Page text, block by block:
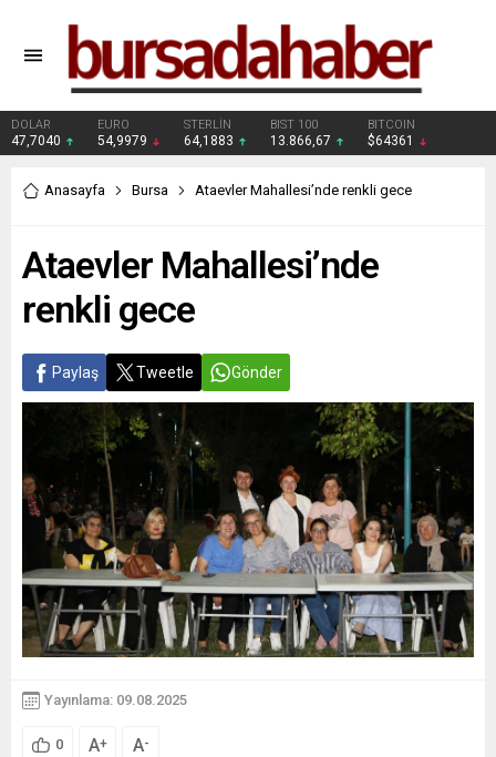
DOLAR
47,7040
EURO
54,9979
STERLİN
64,1883
BIST 100
13.866,67
BITCOIN
$64361
Anasayfa Bursa Ataevler Mahallesi’nde renkli gece
Ataevler Mahallesi’nde
renkli gece
Paylaş Tweetle Gönder
Yayınlama: 09.08.2025
0 A+ A-